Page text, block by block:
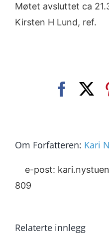
Møtet avsluttet ca
Kirsten H Lund, ref.
Om Forfatteren: Kari
e-post:
809
Relaterte innlegg